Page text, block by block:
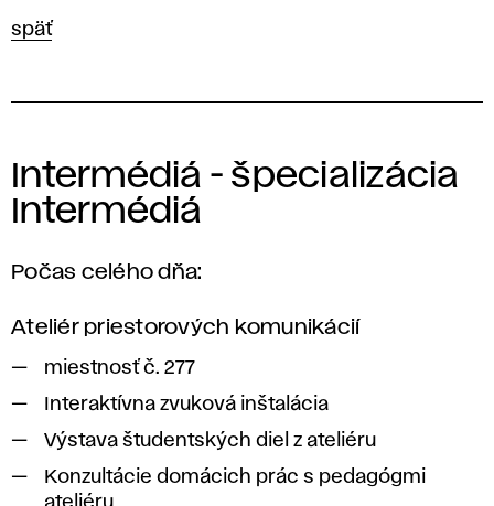
späť
Intermédiá - špecializácia
Intermédiá
Počas celého dňa:
Ateliér priestorových komunikácií
miestnosť č. 277
Interaktívna zvuková inštalácia
Výstava študentských diel z ateliéru
Konzultácie domácich prác s pedagógmi